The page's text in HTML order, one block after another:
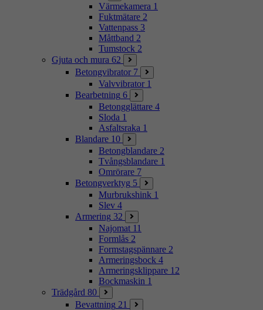
Värmekamera 1
Fuktmätare 2
Vattenpass 3
Måttband 2
Tumstock 2
Gjuta och mura 62
Betongvibrator 7
Valvvibrator 1
Bearbetning 6
Betongglättare 4
Sloda 1
Asfaltsraka 1
Blandare 10
Betongblandare 2
Tvångsblandare 1
Omrörare 7
Betongverktyg 5
Murbrukshink 1
Slev 4
Armering 32
Najomat 11
Formlås 2
Formstagspännare 2
Armeringsbock 4
Armeringsklippare 12
Bockmaskin 1
Trädgård 80
Bevattning 21